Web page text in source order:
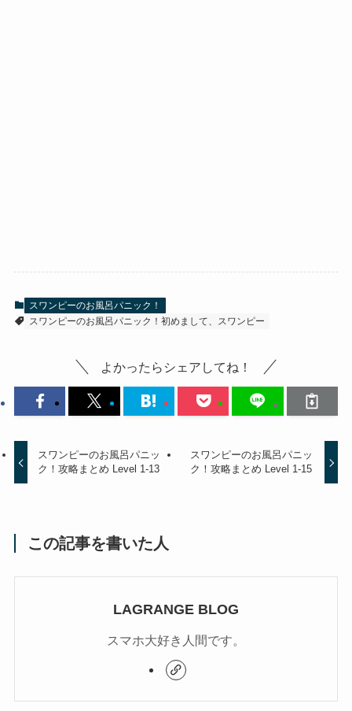
スワンピーのお風呂パニック！
スワンピーのお風呂パニック！初めまして、スワンピー
よかったらシェアしてね！
スワンピーのお風呂パニッ
ク！攻略まとめ Level 1-13
スワンピーのお風呂パニッ
ク！攻略まとめ Level 1-15
この記事を書いた人
LAGRANGE BLOG
スマホ大好き人間です。